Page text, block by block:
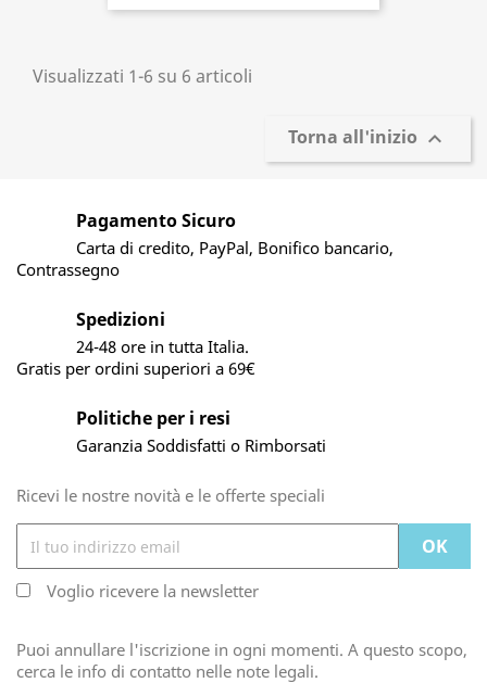
Visualizzati 1-6 su 6 articoli
Torna all'inizio 
Pagamento Sicuro
Carta di credito, PayPal, Bonifico bancario,
Contrassegno
Spedizioni
24-48 ore in tutta Italia.
Gratis per ordini superiori a 69€
Politiche per i resi
Garanzia Soddisfatti o Rimborsati
Ricevi le nostre novità e le offerte speciali
Voglio ricevere la newsletter
Puoi annullare l'iscrizione in ogni momenti. A questo scopo,
cerca le info di contatto nelle note legali.